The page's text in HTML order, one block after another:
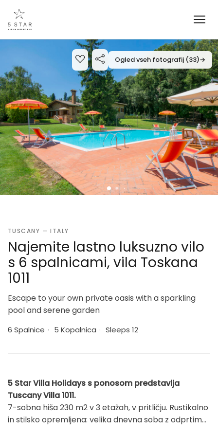
Ogled vseh fotografij (33)→
TUSCANY — ITALY
Najemite lastno luksuzno vilo
s 6 spalnicami, vila Toskana
1011
Escape to your own private oasis with a sparkling
pool and serene garden
6 Spalnice · 5 Kopalnica · Sleeps 12
5 Star Villa Holidays s ponosom predstavlja
Tuscany Villa 1011.
7-sobna hiša 230 m2 v 3 etažah, v pritličju. Rustikalno
in stilsko opremljena: velika dnevna soba z odprtim